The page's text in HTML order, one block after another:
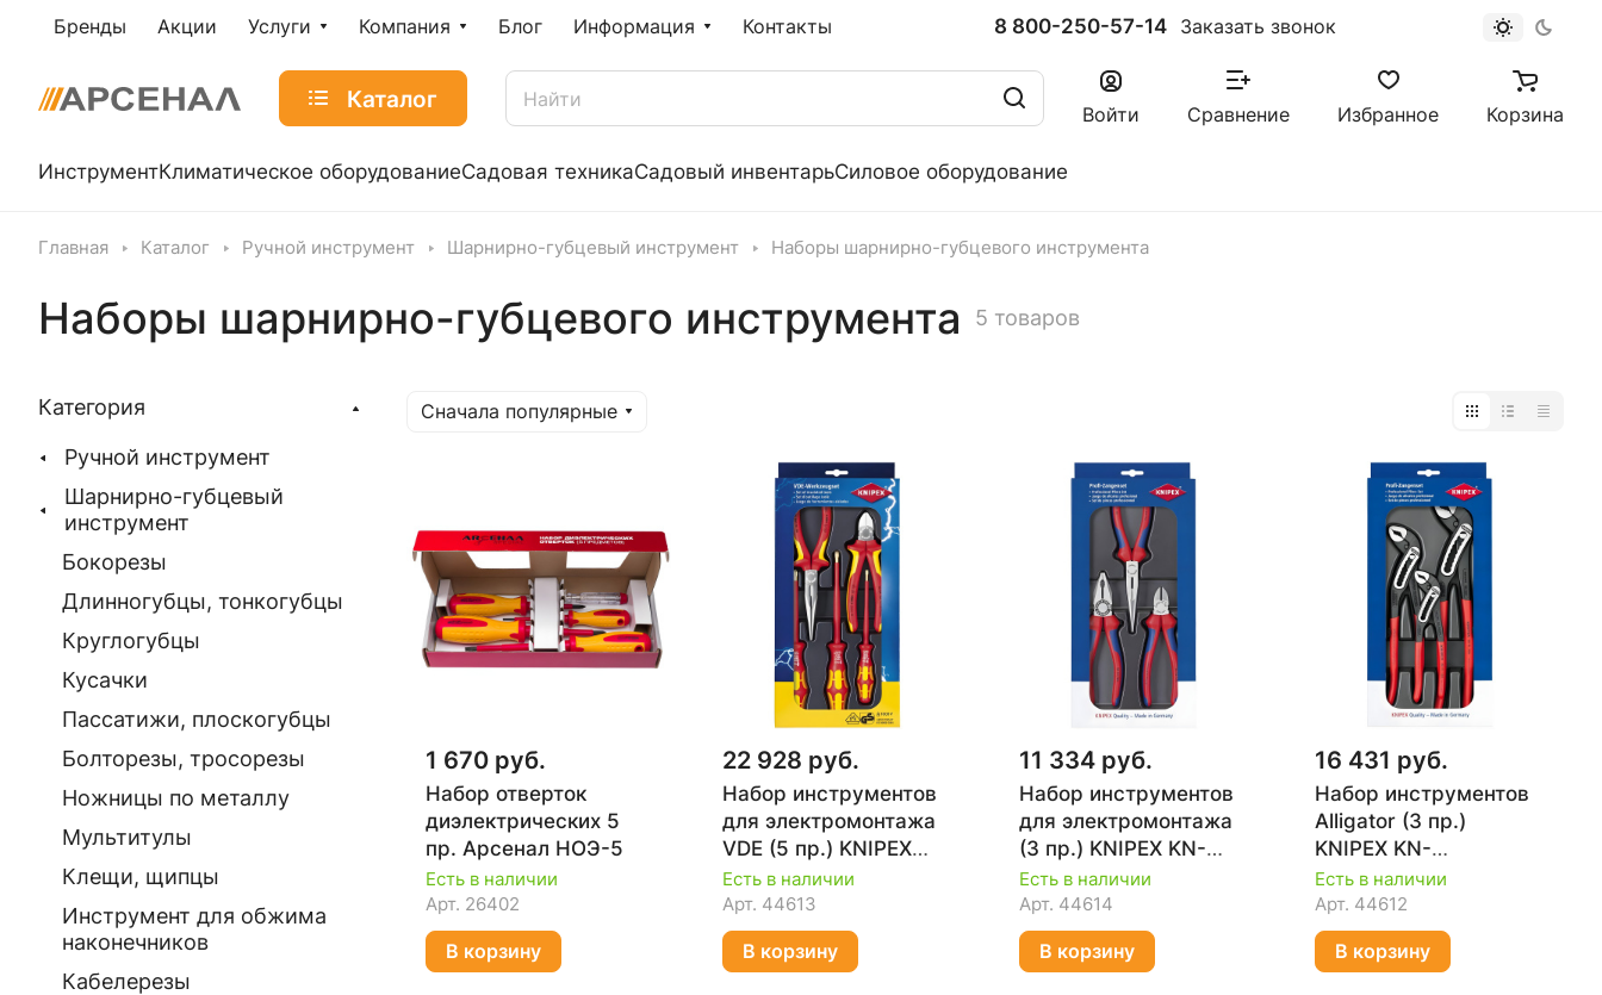
Бренды Акции Услуги Компания Блог Информация Контакты 8 800-250-57-14 Заказать звонок
Каталог
Войти Сравнение Избранное Корзина
ИнструментКлиматическое оборудованиеСадовая техникаСадовый инвентарьСиловое оборудование
Главная Каталог Ручной инструмент Шарнирно-губцевый инструмент Наборы шарнирно-губцевого инструмента
Наборы шарнирно-губцевого инструмента 5 товаров
Сначала популярные
1 670 руб.
Набор отверток
диэлектрических 5
пр. Арсенал НОЭ-5
Есть в наличии
Арт. 26402
В корзину
22 928 руб.
Набор инструментов
для электромонтажа
VDE (5 пр.) KNIPEX
KN-002013
Есть в наличии
Арт. 44613
В корзину
11 334 руб.
Набор инструментов
для электромонтажа
(3 пр.) KNIPEX KN-
002011
Есть в наличии
Арт. 44614
В корзину
16 431 руб.
Набор инструментов
Alligator (3 пр.)
KNIPEX KN-
002009V03
Есть в наличии
Арт. 44612
В корзину
Категория
Ручной инструмент
Шарнирно-губцевый
инструмент
Бокорезы
Длинногубцы, тонкогубцы
Круглогубцы
Кусачки
Пассатижи, плоскогубцы
Болторезы, тросорезы
Ножницы по металлу
Мультитулы
Клещи, щипцы
Инструмент для обжима
наконечников
Кабелерезы